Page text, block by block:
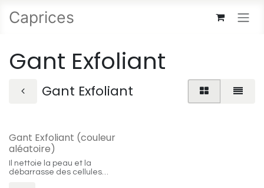
Caprices
Gant Exfoliant
Gant Exfoliant
Gant Exfoliant (couleur
aléatoire)
Il nettoie la peau et la
débarrasse des cellules